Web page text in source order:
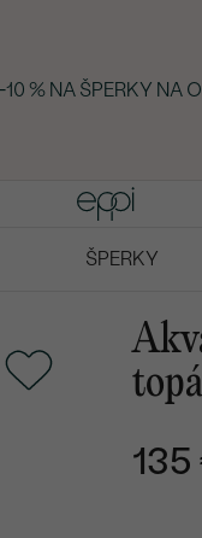
% NA ŠPERKY NA
ŠPERKY
135